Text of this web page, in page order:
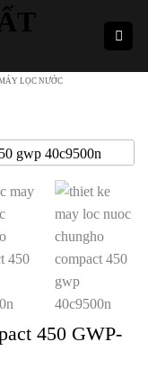
LỌC NƯỚC
450 GWP-